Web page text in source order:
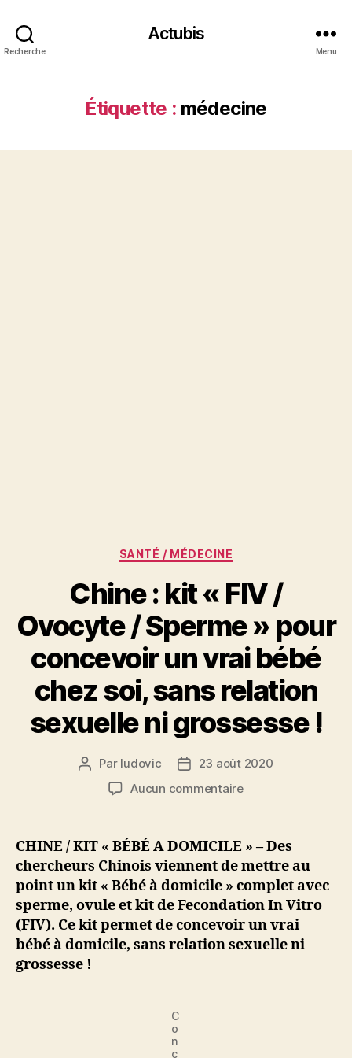
Recherche
Actubis
Menu
Étiquette : médecine
Catégories
SANTÉ / MÉDECINE
Chine : kit « FIV /
Ovocyte / Sperme » pour
concevoir un vrai bébé
chez soi, sans relation
sexuelle ni grossesse !
Auteur
l’article
Par ludovic
Date23 août 2020
Aucun commentairesur
/
Ovocyte
/
Sperme »
pour
CHINE / KIT « BÉBÉ A DOMICILE » – Des
chercheurs Chinois viennent de mettre au
point un kit « Bébé à domicile » complet avec
sperme, ovule et kit de Fecondation In Vitro
(FIV). Ce kit permet de concevoir un vrai
bébé à domicile, sans relation sexuelle ni
grossesse !
C
o
n
c